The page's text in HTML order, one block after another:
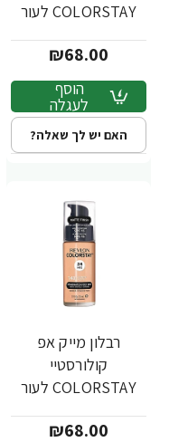
COLORSTAY לעור
מבית REVLON
₪68.00
הוסף
לעגלה
האם יש לך שאלה?
רבלון מייק אפ
קולורסטיי
COLORSTAY לעור
מבית REVLON
₪68.00